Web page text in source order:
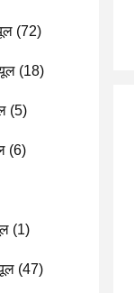
(72)
(18)
(5)
(6)
(1)
(47)